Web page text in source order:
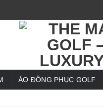
ÁO ĐỒNG PHỤC GOLF